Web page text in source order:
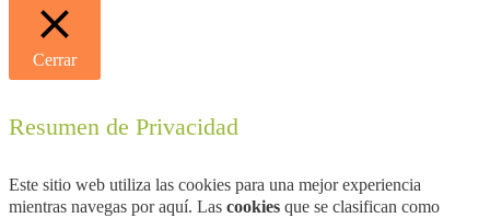
Cerrar
Resumen de Privacidad
Este sitio web utiliza las cookies para una mejor experiencia
mientras navegas por aquí. Las cookies que se clasifican como